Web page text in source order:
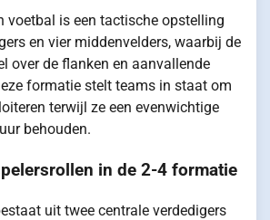
voetbal is een tactische opstelling
en vier middenvelders, waarbij de
over de flanken en aanvallende
formatie stelt teams in staat om
terwijl ze een evenwichtige
behouden.
in de 2-4 formatie
uit twee centrale verdedigers